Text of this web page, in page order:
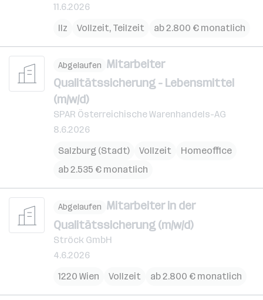
11.6.2026
Ilz
Vollzeit, Teilzeit ab 2.800 € monatlich
Abgelaufen Mitarbeiter
Qualitätssicherung - Lebensmittel
(m/w/d)
SPAR Österreichische Warenhandels-AG
8.6.2026
Salzburg (Stadt)
Vollzeit
Homeoffice
ab 2.535 € monatlich
Abgelaufen Mitarbeiter in der
Qualitätssicherung (m/w/d)
Ströck GmbH
4.6.2026
1220 Wien
Vollzeit ab 2.800 € monatlich